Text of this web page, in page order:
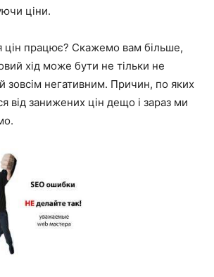
ціни.
працює? Скажемо вам більше,
хід може бути не тільки не
зовсім негативним. Причин, по яких
від занижених цін дещо і зараз ми